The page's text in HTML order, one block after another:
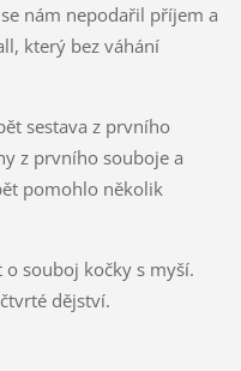
nám nepodařil příjem a
který bez váhání
sestava z prvního
z prvního souboje a
pomohlo několik
souboj kočky s myší.
dějství.